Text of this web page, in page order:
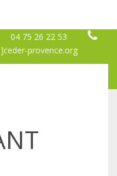
04 75 26 22 53
provence.org